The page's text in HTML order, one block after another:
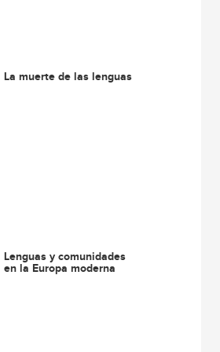
La muerte de las lenguas
Lenguas y comunidades
en la Europa moderna